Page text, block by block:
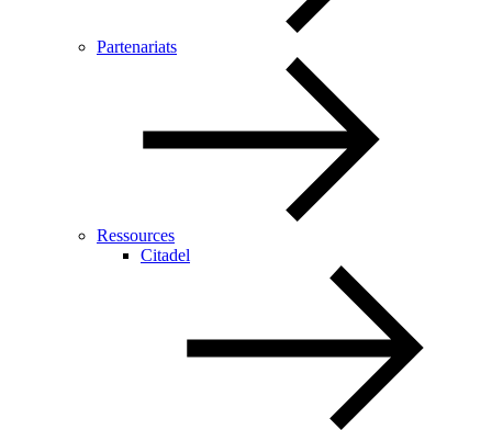
Partenariats
Ressources
Citadel